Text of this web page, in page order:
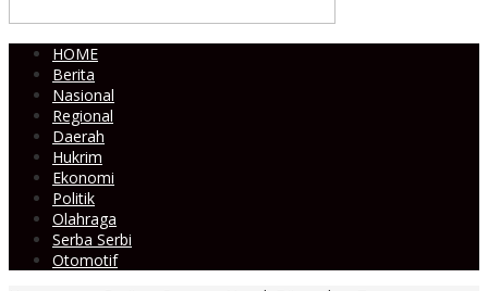
HOME
Berita
Nasional
Regional
Daerah
Hukrim
Ekonomi
Politik
Olahraga
Serba Serbi
Otomotif